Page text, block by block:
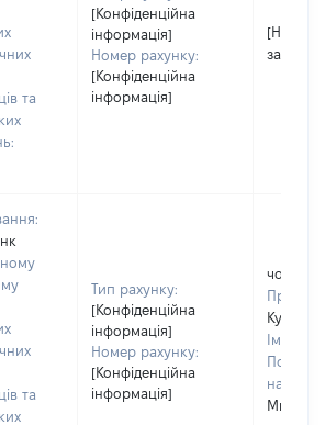
та
[Конфіденційна
інформація]
Номер рахунку:
[Конфіденційна
інформація]
[Не
та
Тип рахунку:
[Конфіденційна
інформація]
Номер рахунку:
[Конфіденційна
інформація]
чоловік
Ім'я:
По